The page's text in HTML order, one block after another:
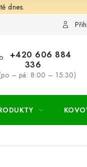
dnes.
a dodací podmínky
+420 606 884
336
(po – pá: 8:00 – 15:30)